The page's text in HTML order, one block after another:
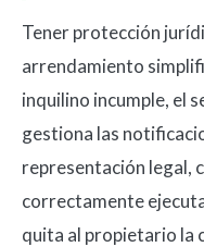
Tener protección
arrendamiento
inquilino incumple, el
gestiona las
representación legal,
correctamente
quita al propietario la